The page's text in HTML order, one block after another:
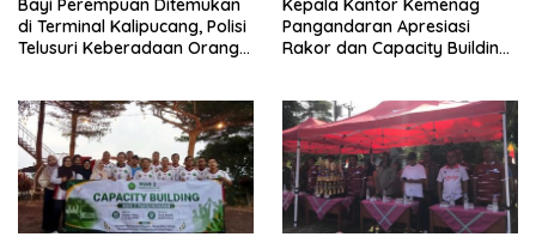
Bayi Perempuan Ditemukan
di Terminal Kalipucang, Polisi
Telusuri Keberadaan Orang
Kepala Kantor Kemenag
Pangandaran Apresiasi
Rakor dan Capacity Building
Antar Lini